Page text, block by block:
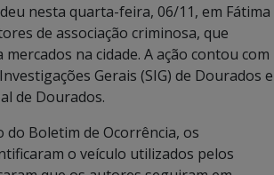
nesta quarta-feira, 06/11, em Fátima
de associação criminosa, que
na cidade. A ação contou com
Gerais (SIG) de Dourados e
de Dourados.
Boletim de Ocorrência, os
o veículo utilizados pelos